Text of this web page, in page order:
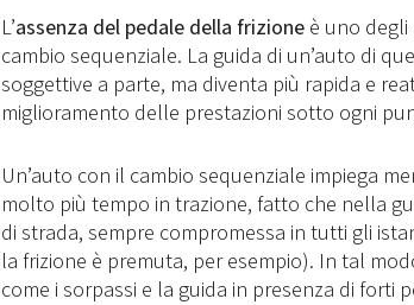
L’assenza del pedale della frizione è uno
cambio sequenziale. La guida di un’auto di
soggettive a parte, ma diventa più rapida e
miglioramento delle prestazioni sotto ogni
Un’auto con il cambio sequenziale impiega
molto più tempo in trazione, fatto che nella
di strada, sempre compromessa in tutti gli
la frizione è premuta, per esempio). In tal
come i sorpassi e la guida in presenza di forti